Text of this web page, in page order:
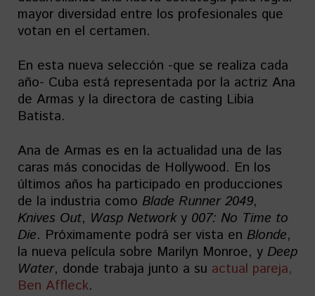
mayor diversidad entre los profesionales que
votan en el certamen.
En esta nueva selección -que se realiza cada
año- Cuba está representada por la actriz Ana
de Armas y la directora de casting Libia
Batista.
Ana de Armas es en la actualidad una de las
caras más conocidas de Hollywood. En los
últimos años ha participado en producciones
de la industria como Blade Runner 2049,
Knives Out, Wasp Networky 007: No Time to
Die. Próximamente podrá ser vista en Blonde,
la nueva película sobre Marilyn Monroe, y Deep
Water, donde trabaja junto a su actual pareja,
Ben Affleck.